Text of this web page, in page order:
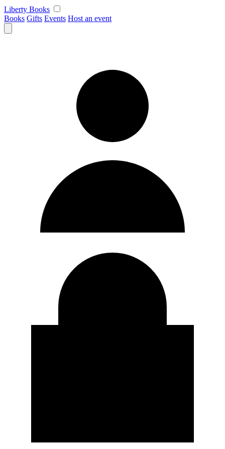
Skip
to
content
Liberty Books
Books Gifts Events Host an event